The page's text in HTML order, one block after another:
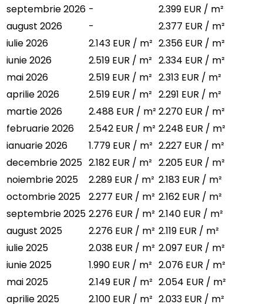
septembrie 2026 -
2.399 EUR / m²
august 2026
-
2.377 EUR / m²
iulie 2026
2.143 EUR / m² 2.356 EUR / m²
iunie 2026
2.519 EUR / m² 2.334 EUR / m²
mai 2026
2.519 EUR / m² 2.313 EUR / m²
aprilie 2026
2.519 EUR / m² 2.291 EUR / m²
martie 2026
2.488 EUR / m² 2.270 EUR / m²
februarie 2026
2.542 EUR / m² 2.248 EUR / m²
ianuarie 2026
1.779 EUR / m² 2.227 EUR / m²
decembrie 2025 2.182 EUR / m² 2.205 EUR / m²
noiembrie 2025
2.289 EUR / m² 2.183 EUR / m²
octombrie 2025
2.277 EUR / m² 2.162 EUR / m²
septembrie 2025 2.276 EUR / m² 2.140 EUR / m²
august 2025
2.276 EUR / m² 2.119 EUR / m²
iulie 2025
2.038 EUR / m² 2.097 EUR / m²
iunie 2025
1.990 EUR / m² 2.076 EUR / m²
mai 2025
2.149 EUR / m² 2.054 EUR / m²
aprilie 2025
2.100 EUR / m² 2.033 EUR / m²